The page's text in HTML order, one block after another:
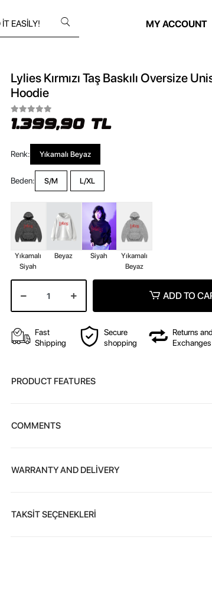
MY ACCOUNT
Lylies Kırmızı Taş Baskılı Oversize
Hoodie
1.399,90 TL
Renk: Yıkamalı Beyaz
Beden: S/M L/XL
Yıkamalı
Siyah
Beyaz Siyah
Yıkamalı
Beyaz
ADD TO
Fast
Shipping
Secure
shopping
Returns and
Exchanges
PRODUCT FEATURES
COMMENTS
WARRANTY AND DELİVERY
TAKSİT SEÇENEKLERİ